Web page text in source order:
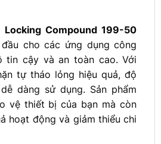
Locking Compound 199-50
cho các ứng dụng công
tin cậy và an toàn cao. Với
tự tháo lỏng hiệu quả, độ
dàng sử dụng. Sản phẩm
vệ thiết bị của bạn mà còn
hoạt động và giảm thiểu chi